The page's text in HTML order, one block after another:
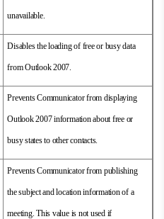
unavailable.
Disables the loading of free or busy data
from Outlook 2007.
Prevents Communicator from displaying
Outlook 2007 information about free or
busy states to other contacts.
Prevents Communicator from publishing
the subject and location information of a
meeting. This value is not used if